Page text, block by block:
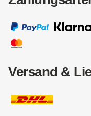
Versand &